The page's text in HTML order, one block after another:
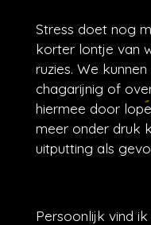
Stress doet nog
korter lontje van
ruzies. We
chagarijnig of
hiermee door
meer onder druk
uitputting als
Persoonlijk vind